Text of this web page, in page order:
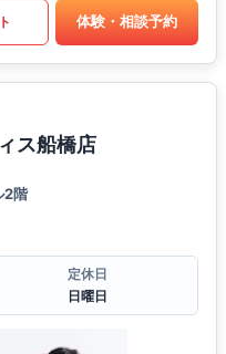
体験・相談予約
ス船橋店
2階
定休日
日曜日